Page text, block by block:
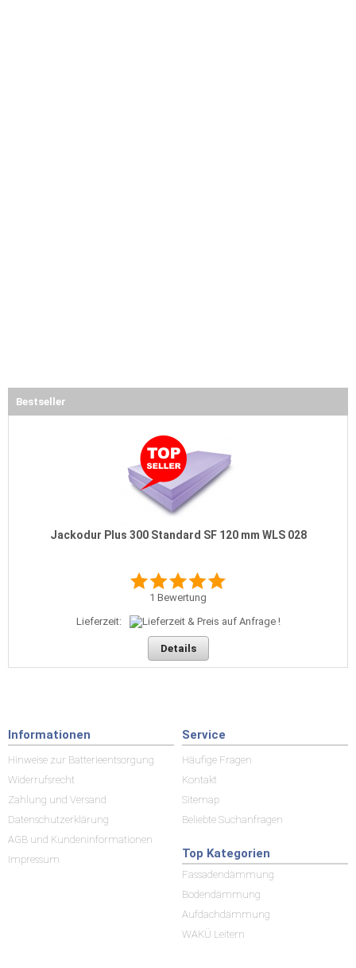
Bestseller
Jackodur Plus 300 Standard SF 120 mm WLS 028
1 Bewertung
Lieferzeit:
Details
Informationen
Hinweise zur Batterieentsorgung
Widerrufsrecht
Zahlung und Versand
Datenschutzerklärung
AGB und Kundeninformationen
Impressum
Service
Häufige Fragen
Kontakt
Sitemap
Beliebte Suchanfragen
Top Kategorien
Fassadendämmung
Bodendämmung
Aufdachdämmung
WAKÜ Leitern